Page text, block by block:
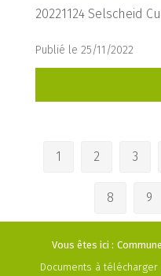
20221124 Selscheid
Publié le 25/11/2022
1 2 3
8 9
Vous êtes ici :
Documents à télécharger